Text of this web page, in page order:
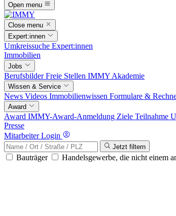
Open menu
Close menu
Expert:innen
Umkreissuche Expert:innen
Immobilien
Jobs
BerufsbilderFreie Stellen IMMY Akademie
Wissen & Service
News Videos Immobilienwissen Formulare &
Award
Award IMMY-Award-Anmeldung Ziele Teilnahme
Presse
Mitarbeiter Login
Jetzt filtern
Bauträger Handelsgewerbe, die nicht einem